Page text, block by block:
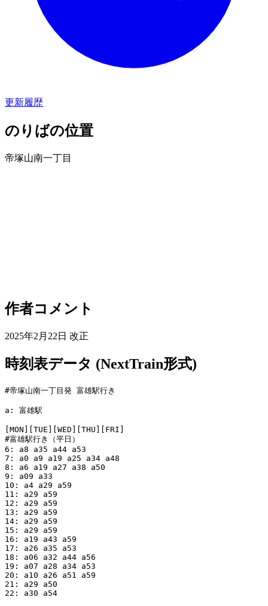
更新履歴
のりばの位置
帝塚山南一丁目
作者コメント
2025年2月22日 改正
時刻表データ (NextTrain形式)
#帝塚山南一丁目発 富雄駅行き
a: 富雄駅
[MON][TUE][WED][THU][FRI]
#富雄駅行き（平日）
6: a8 a35 a44 a53
7: a0 a9 a19 a25 a34 a48
8: a6 a19 a27 a38 a50
9: a09 a33
10: a4 a29 a59
11: a29 a59
12: a29 a59
13: a29 a59
14: a29 a59
15: a29 a59
16: a19 a43 a59
17: a26 a35 a53
18: a06 a32 a44 a56
19: a07 a28 a34 a53
20: a10 a26 a51 a59
21: a29 a50
22: a30 a54